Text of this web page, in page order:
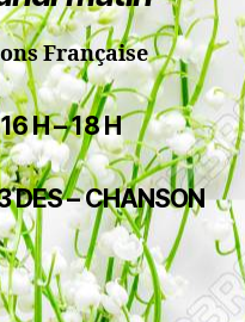
Française
H – 18 H
DES –CHANSON